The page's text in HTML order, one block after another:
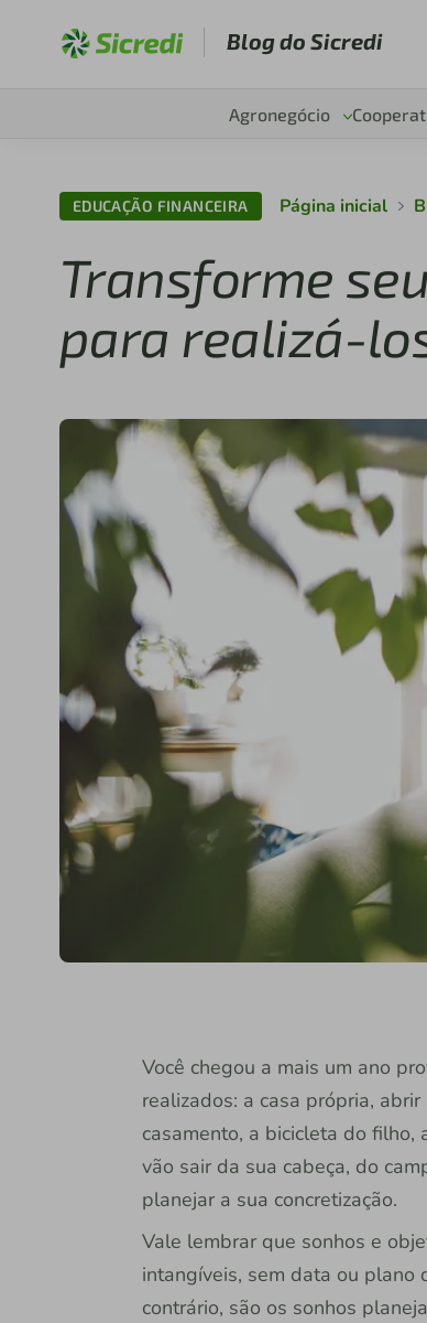
Blog do Sicredi
Agronegócio
EDUCAÇÃO FINANCEIRA Página inicial
Transforme
para realizá-
Você chegou a mais um ano
realizados: a casa própria,
casamento, a bicicleta do filho,
vão sair da sua cabeça, do
planejar a sua concretização.
Vale lembrar que sonhos e
intangíveis, sem data ou plano
contrário, são os sonhos